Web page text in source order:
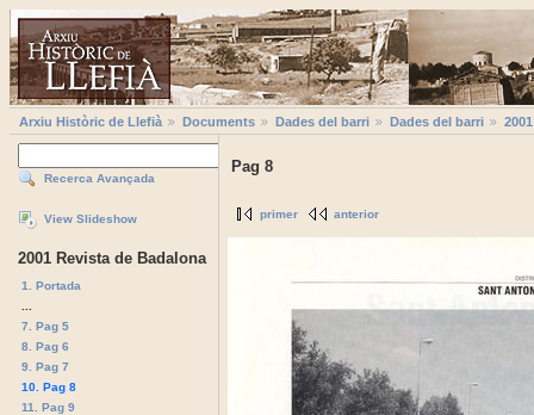
Arxiu Històric de Llefià Documents Dades del barri Dades del barri
Recerca Avançada
View Slideshow
2001 Revista de Badalona
1. Portada
7. Pag 5
8. Pag 6
9. Pag 7
10. Pag 8
11. Pag 9
Pag 8
primer anterior